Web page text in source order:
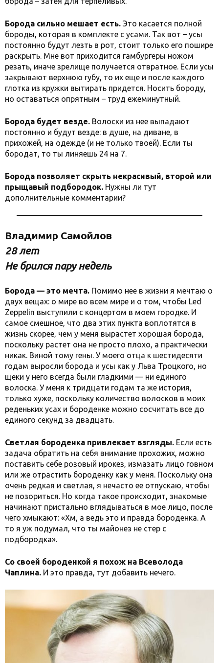
Борода сильно мешает есть. Это касается полной
бороды, которая в комплекте с усами. Так вот – усы
постоянно будут лезть в рот, стоит только его пошире
раскрыть. Мне вот приходится гамбургеры ножом
резать, иначе зрелище получается отвратное. Если усы
закрывают верхнюю губу, то их еще и после каждого
глотка из кружки вытирать придется. Носить бороду,
но оставаться опрятным – труд ежеминутный.
Борода будет везде. Волоски из нее выпадают
постоянно и будут везде: в душе, на диване, в
прихожей, на одежде (и не только твоей). Если ты
бородат, то ты линяешь 24 на 7.
Борода позволяет скрыть некрасивый, второй или
прыщавый подбородок. Нужны ли тут
дополнительные комментарии?
Владимир Самойлов
28 лет
Не брился пару недель
Борода — это мечта. Помимо нее в жизни я мечтаю о
двух вещах: о мире во всем мире и о том, чтобы Led
Zeppelin выступили с концертом в моем городке. И
самое смешное, что два этих пункта воплотятся в
жизнь скорее, чем у меня вырастет хорошая борода,
поскольку растет она не просто плохо, а практически
никак. Виной тому гены. У моего отца к шестидесяти
годам выросли борода и усы как у Льва Троцкого, но
щеки у него всегда были гладкими — ни единого
волоска. У меня к тридцати годам та же история,
только хуже, поскольку количество волосков в моих
реденьких усах и бороденке можно сосчитать все до
единого секунд за двадцать.
Светлая бороденка привлекает взгляды. Если есть
задача обратить на себя внимание прохожих, можно
поставить себе розовый ирокез, измазать лицо говном
или же отрастить бороденку как у меня. Поскольку она
очень редкая и светлая, я нечасто ее отпускаю, чтобы
не позориться. Но когда такое происходит, знакомые
начинают пристально вглядываться в мое лицо, после
чего хмыкают: «Хм, а ведь это и правда бороденка. А
то я уж подумал, что ты майонез не стер с
подбородка».
Со своей бороденкой я похож на Всеволода
Чаплина. И это правда, тут добавить нечего.